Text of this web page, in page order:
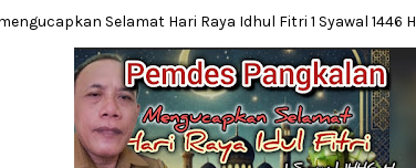
Selamat Hari Raya Idhul Fitri 1 Syawal 1446 H